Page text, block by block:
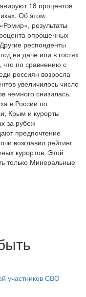
18 процентов
Об этом
результаты
опрошенных
респонденты
на даче или в гостях
что по сравнению с
россиян возросла
увеличилось число
немного снизилась.
в России по
Крым и курорты
за рубеж
предпочтение
возглавил рейтинг
курортов. Этой
только Минеральные
участников СВО